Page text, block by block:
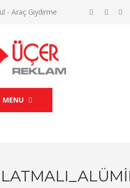
- Araç Giydirme
MENU